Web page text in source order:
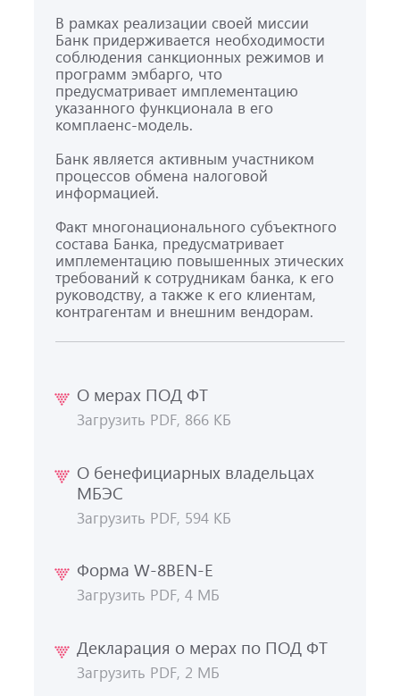
В рамках реализации своей миссии
Банк придерживается необходимости
соблюдения санкционных режимов и
программ эмбарго, что
предусматривает имплементацию
указанного функционала в его
комплаенс-модель.
Банк является активным участником
процессов обмена налоговой
информацией.
Факт многонационального субъектного
состава Банка, предусматривает
имплементацию повышенных этических
требований к сотрудникам банка, к его
руководству, а также к его клиентам,
контрагентам и внешним вендорам.
О мерах ПОД ФТ
Загрузить PDF, 866 КБ
О бенефициарных владельцах
МБЭС
Загрузить PDF, 594 КБ
Форма W-8BEN-E
Загрузить PDF, 4 МБ
Декларация о мерах по ПОД ФТ
Загрузить PDF, 2 МБ